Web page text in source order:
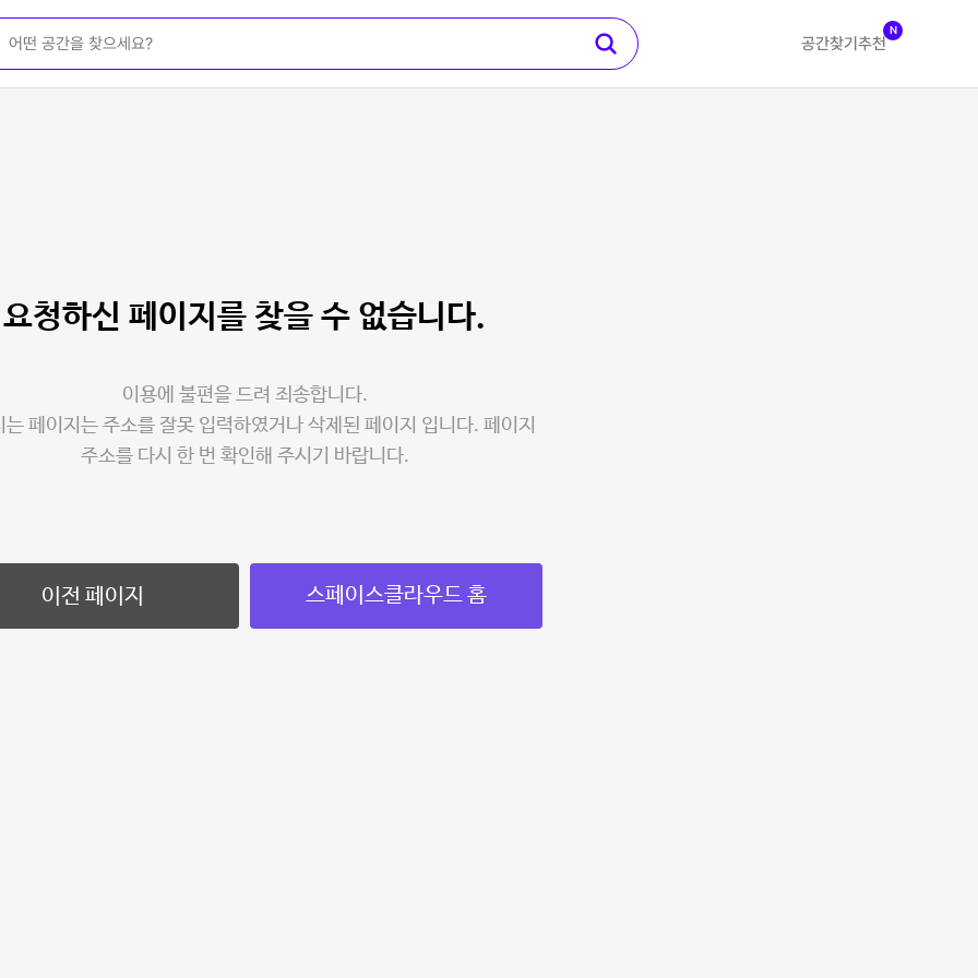
공간찾기 추천
N
요청하신 페이지를 찾을 수 없습니다.
이용에 불편을 드려 죄송합니다.
는 페이지는 주소를 잘못 입력하였거나 삭제된 페이지 입니다. 페이지
주소를 다시 한 번 확인해 주시기 바랍니다.
이전 페이지 스페이스클라우드 홈